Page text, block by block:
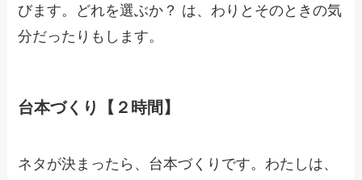
びます。どれを選ぶか？ は、わりとそのときの気
分だったりもします。
台本づくり【２時間】
ネタが決まったら、台本づくりです。わたしは、